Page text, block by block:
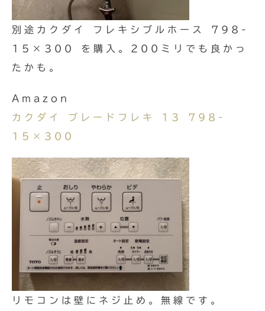
別途カクダイ フレキシブルホース 798-
15×300 を購入。200ミリでも良かっ
たかも。
Amazon
カクダイ ブレードフレキ 13 798-
15×300
リモコンは壁にネジ止め。無線です。